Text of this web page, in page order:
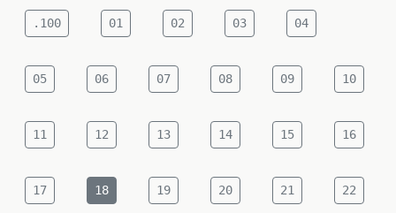
.100 01 02 03 04
05 06 07 08 09 10
11 12 13 14 15 16
17 18 19 20 21 22